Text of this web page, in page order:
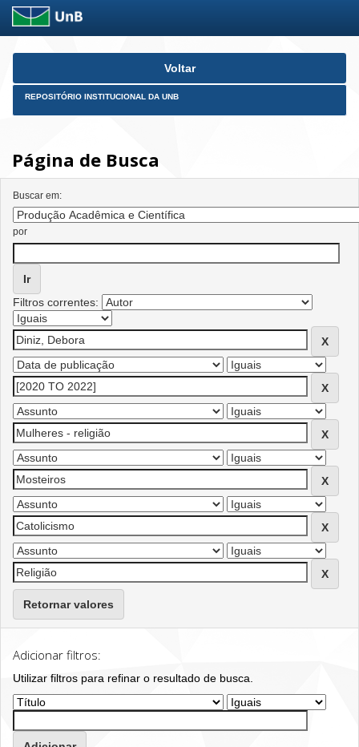
Skip
Voltar
REPOSITÓRIO INSTITUCIONAL DA UNB
Página de Busca
Buscar em:
por
Filtros correntes:
Retornar valores
Adicionar filtros:
Utilizar filtros para refinar o resultado de busca.